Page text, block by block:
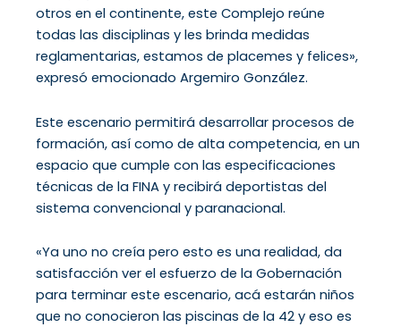
otros en el continente, este Complejo reúne
todas las disciplinas y les brinda medidas
reglamentarias, estamos de placemes y felices»,
expresó emocionado Argemiro González.
Este escenario permitirá desarrollar procesos de
formación, así como de alta competencia, en un
espacio que cumple con las especificaciones
técnicas de la FINA y recibirá deportistas del
sistema convencional y paranacional.
«Ya uno no creía pero esto es una realidad, da
satisfacción ver el esfuerzo de la Gobernación
para terminar este escenario, acá estarán niños
que no conocieron las piscinas de la 42 y eso es